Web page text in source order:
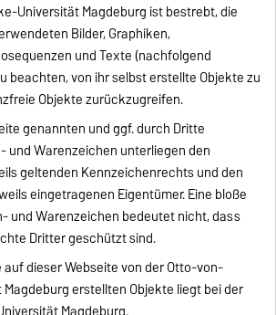
Universität Magdeburg ist bestrebt, die
Bilder, Graphiken,
und Texte (nachfolgend
beachten, von ihr selbst erstellte Objekte zu
Objekte zurückzugreifen.
genannten und ggf. durch Dritte
und Warenzeichen unterliegen den
geltenden Kennzeichenrechts und den
eingetragenen Eigentümer. Eine bloße
und Warenzeichen bedeutet nicht, dass
Dritter geschützt sind.
auf dieser Webseite von der Otto-von-
erstellten Objekte liegt bei der